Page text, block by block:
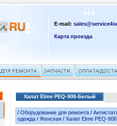
E-mail:
Карта проезда
Халат Elme PEQ-908-Белый
/Оборудование для ремонта /
одежда/Женская /Халат Elme PEQ-